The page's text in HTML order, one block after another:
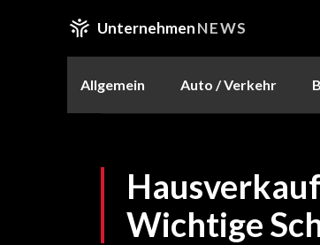
UnternehmenNEWS
Allgemein Auto / Verkehr
Wichtige